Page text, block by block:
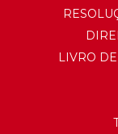
LIVRO